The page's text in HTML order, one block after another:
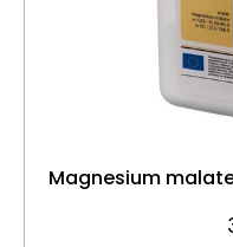
Magnesium